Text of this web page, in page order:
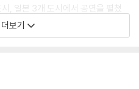
, 일본 3개 도시에서 공연을 펼쳤
9개 도시에 방문하며 팬들을 환상
연 회차 추가 오픈까지 이끌어내며
계기가 됐다.
보기